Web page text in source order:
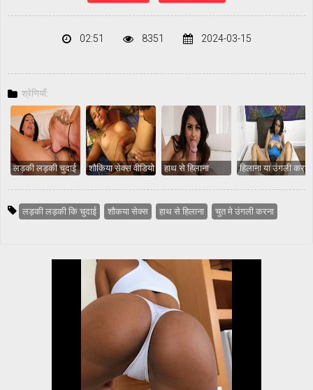
02:51 8351 2024-03-15
श्रेणियाँ:
लड़की लड़की चुदाई शौकिया सेक्स वीडियो हाथ से हिलाना हिलाना या उंगली करना
लड़की लड़की कि चुदाई शौकया सेक्स हाथ से हिलाना चुत मे उंगली करना